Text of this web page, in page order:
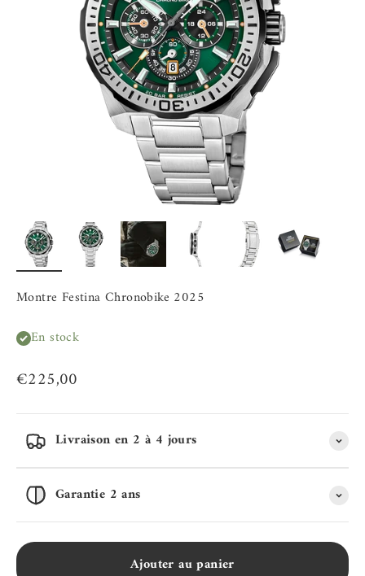
Montre Festina Chronobike 2025
En stock
Prix de vente
€225,00
Livraison en 2 à 4 jours
Garantie 2 ans
Ajouter au panier